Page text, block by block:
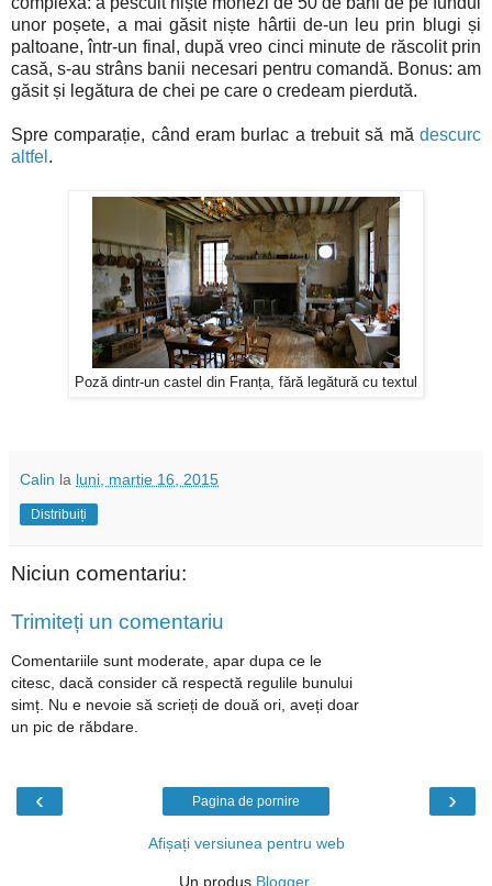
unor poșete, a mai găsit niște hârtii de-un leu prin blugi și
paltoane, într-un final, după vreo cinci minute de răscolit prin
casă, s-au strâns banii necesari pentru comandă. Bonus: am
găsit și legătura de chei pe care o credeam pierdută.
Spre comparație, când eram burlac a trebuit să mă descurc
altfel .
Poză dintr-un castel din Franța, fără legătură cu textul
Calin la luni, martie 16, 2015
Distribuiți
Niciun comentariu:
Trimiteți un comentariu
Comentariile sunt moderate, apar dupa ce le
citesc, dacă consider că respectă regulile bunului
simț. Nu e nevoie să scrieți de două ori, aveți doar
un pic de răbdare.
‹ ›
Pagina de pornire
Afișați versiunea pentru web
Un produs Blogger.